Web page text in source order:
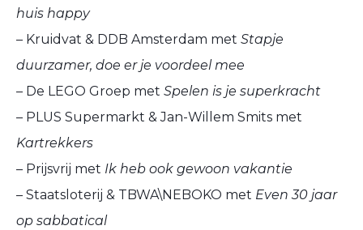
huis happy
– Kruidvat & DDB Amsterdam met Stapje
duurzamer, doe er je voordeel mee
– De LEGO Groep met Spelen is je superkracht
– PLUS Supermarkt & Jan-Willem Smits met
Kartrekkers
– Prijsvrij met Ik heb ook gewoon vakantie
– Staatsloterij & TBWA\NEBOKO met Even 30 jaar
op sabbatical